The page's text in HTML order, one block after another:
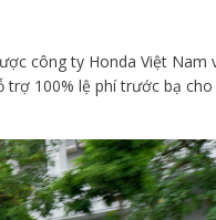
công ty Honda Việt Nam
trợ 100% lệ phí trước bạ cho